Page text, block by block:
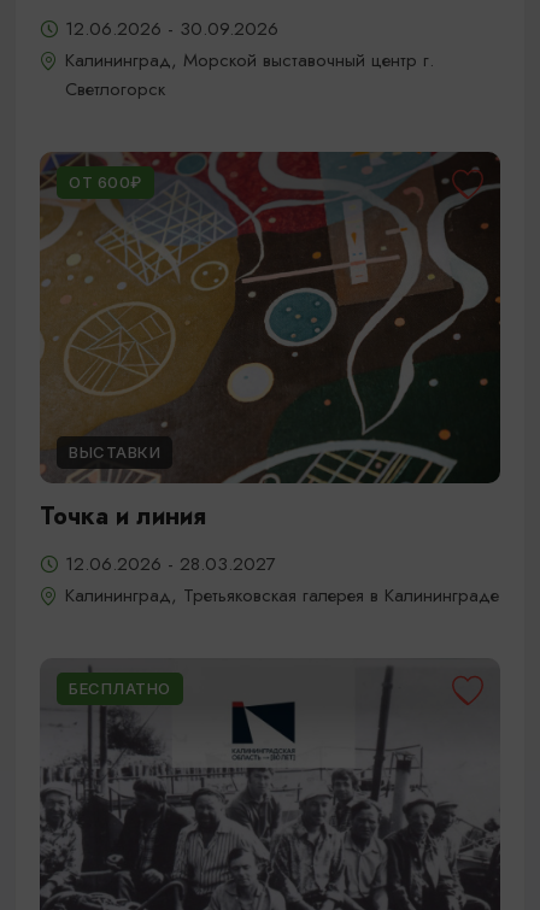
12.06.2026 - 30.09.2026
Калининград, Морской выставочный центр г.
Светлогорск
ОТ 600₽
ВЫСТАВКИ
Точка и линия
12.06.2026 - 28.03.2027
Калининград, Третьяковская галерея в Калининграде
БЕСПЛАТНО